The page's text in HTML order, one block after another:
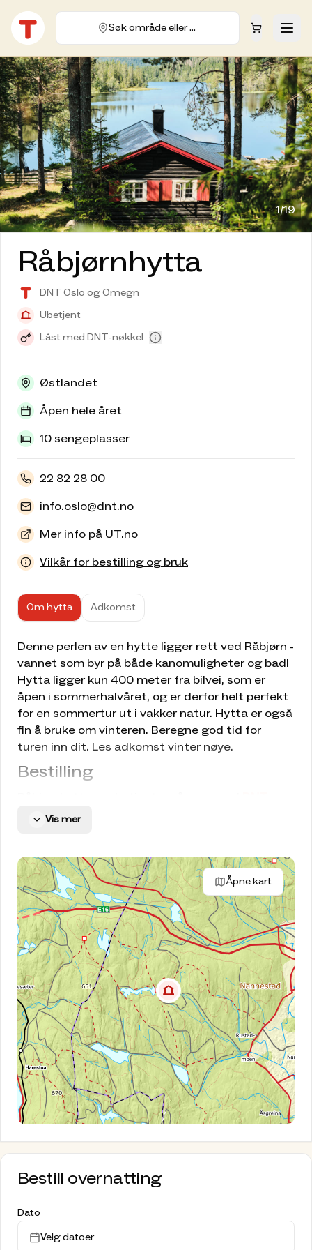
Søk område eller hytte
1/19
Råbjørnhytta
DNT Oslo og Omegn
Ubetjent
Låst med DNT-nøkkel
Østlandet
Åpen hele året
10 sengeplasser
22 82 28 00
info.oslo@dnt.no
Mer info på UT.no
Vilkår for bestilling og bruk
Om hytta Adkomst
Denne perlen av en hytte ligger rett ved Råbjørn -
vannet som byr på både kanomuligheter og bad!
Hytta ligger kun 400 meter fra bilvei, som er
åpen i sommerhalvåret, og er derfor helt perfekt
for en sommertur ut i vakker natur. Hytta er også
fin å bruke om vinteren. Beregne god tid for
turen inn dit. Les adkomst vinter nøye.
Bestilling
standardnøkkel
ansvarlig for bestillingen må være minst 18 år.
Hytta disponeres fra kl. 14 ankomstdagen til kl.
14 avreisedagen. Turistforeningens hytter brukes
til friluftsliv, og det er ikke anledning til å ha fest
på hytta. Hunder kan dessverre ikke være med
inn i hytta.
Dagsbesøk
Du er velkommen på dagsbesøk mellom kl. 12-16
dersom ingen andre har bestilt hytta.
Husk å vaske etter deg og vippse for besøket. Se
oppslag på hytta.
Hund
Det er dessverre ikke tillatt med hund inne i
hytta.
Hytta er utstyrt med solcellestrøm, gassbluss til
koking av mat, vedovn til oppvarming og ellers
ikke til bål ute
Vis mer
Åpne kart
Bestill overnatting
Dato
Velg datoer